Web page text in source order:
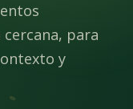
para
y